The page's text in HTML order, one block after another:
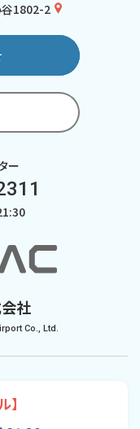
1802-2
ー
社
irport Co., Ltd.
】